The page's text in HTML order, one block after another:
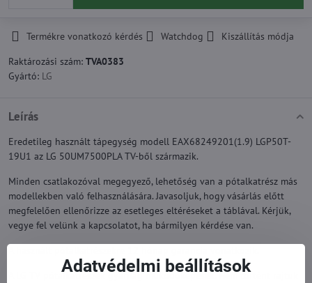
Termékre vonatkozó kérdés Watchdog
Kiszállítás módja
Raktározási szám: TVA0383
Gyártó: LG
Leírás
Eredetileg használt tápegység modell EAX68249201(1.9) LGP50T-
19U1 az LG 50UM7500PLA TV-ből származik.
Minden csatlakozóval megegyező, lehetőség van a pótalkatrész más
modellekben való felhasználására. Javasoljuk, hogy vásárlás előtt
megfelelően ellenőrizze az esetleges eltéréseket a táblával. Kérjük,
vegye fel velünk a kapcsolatot, ha bármilyen kérdése van.
A LG TV pótalkatrészek gyárilag működőképesek. Nem történt rajtuk
Adatvédelmi beállítások